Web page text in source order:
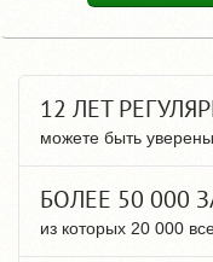
12 ЛЕТ
можете быть
БОЛЕЕ 50 000
из которых 20 000